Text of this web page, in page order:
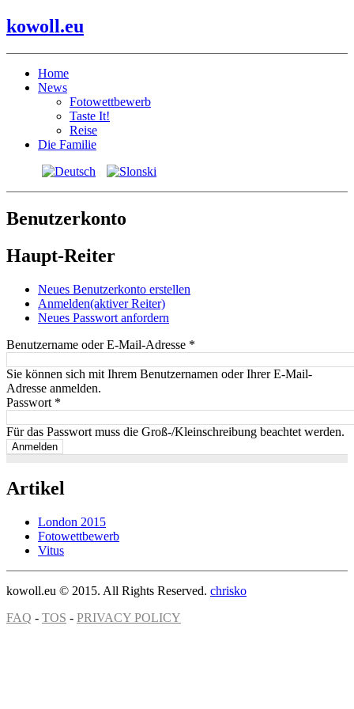
kowoll.eu
Home
News
Fotowettbewerb
Taste It!
Reise
Die Familie
Benutzerkonto
Haupt-Reiter
Neues Benutzerkonto erstellen
Anmelden(aktiver Reiter)
Neues Passwort anfordern
Benutzername oder E-Mail-Adresse *
Sie können sich mit Ihrem Benutzernamen oder Ihrer E-Mail-
Adresse anmelden.
Passwort *
Für das Passwort muss die Groß-/Kleinschreibung beachtet werden.
Artikel
London 2015
Fotowettbewerb
Vitus
kowoll.eu © 2015. All Rights Reserved. chrisko
FAQ - TOS - PRIVACY POLICY